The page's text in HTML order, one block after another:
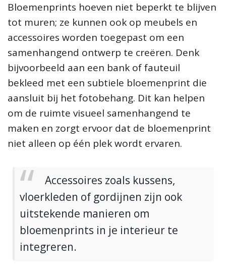
Bloemenprints hoeven niet beperkt te blijven
tot muren; ze kunnen ook op meubels en
accessoires worden toegepast om een
samenhangend ontwerp te creëren. Denk
bijvoorbeeld aan een bank of fauteuil
bekleed met een subtiele bloemenprint die
aansluit bij het fotobehang. Dit kan helpen
om de ruimte visueel samenhangend te
maken en zorgt ervoor dat de bloemenprint
niet alleen op één plek wordt ervaren.
Accessoires zoals kussens,
vloerkleden of gordijnen zijn ook
uitstekende manieren om
bloemenprints in je interieur te
integreren.